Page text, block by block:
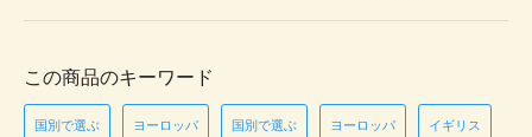
この商品のキーワード
国別で選ぶ ヨーロッパ 国別で選ぶ ヨーロッパ イギリス